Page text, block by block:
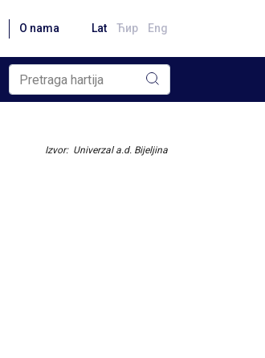
O nama Lat Ћир Eng
Izvor: Univerzal a.d. Bijeljina